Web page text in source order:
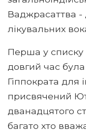
Ваджрасаттва -
лікувальних
Перша у
довгий час
Гіппократа для
присвячений
дванадцятого
багато хто